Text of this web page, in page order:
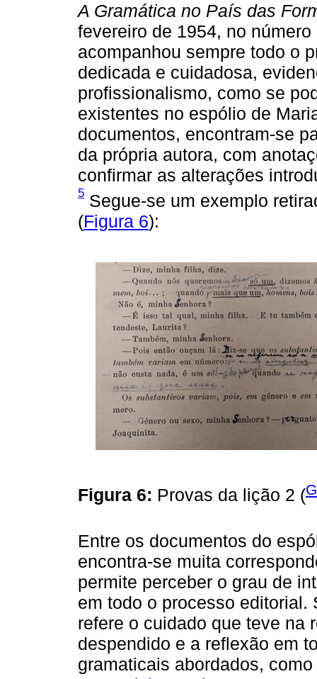
A Gramática no País das
fevereiro de 1954, no
acompanhou sempre todo o
dedicada e cuidadosa,
profissionalismo, como se
existentes no espólio de
documentos, encontram-se
da própria autora, com
confirmar as alterações
5 Segue-se um exemplo
(Figura 6):
Figura 6: Provas da lição 2 (
Entre os documentos do
encontra-se muita
permite perceber o grau de
em todo o processo
refere o cuidado que teve na
despendido e a reflexão em
gramaticais abordados,